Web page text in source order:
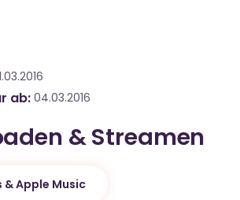
ab 04.03.2016
& Streamen
& Apple Music